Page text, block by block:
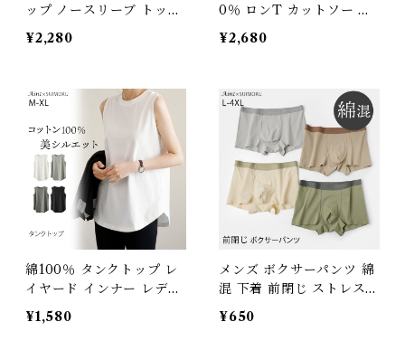
ップ ノースリーブ トップ
ス Vネック ゆったり 4色
展開 麻 レディース 無地
然素材 春 夏 M L ベーシ
ック シンプル 定番 ナチュ
ラル J-86895 スイモク
【水沐良品】
¥2,280
0％ ロンT カットソー レ
イヤード 重ね着 裾レース
長袖Tシャツ レディース
り 体型カバー 着回し 長め
ホワイト 柔らかい オーバ
ーサイズ ロング丈 インナ
ー J-88310 スイモク【水
沐良品】
¥2,680
綿100％ タンクトップ レ
イヤード インナー レディ
ース 重ね着 レイヤードイ
ンナー ノースリーブ 無地
¥1,580
メンズ ボクサーパンツ 綿
混 下着 前閉じ ストレスフ
リー 綿たっぷり 男性用 無
地 シンプル 伸縮性 ストレ
¥650